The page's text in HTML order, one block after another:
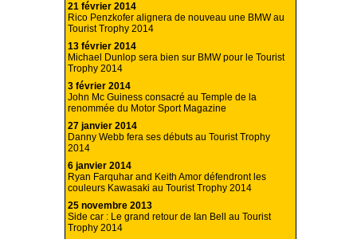
21 février 2014
Rico Penzkofer alignera de nouveau une BMW au
Tourist Trophy 2014
13 février 2014
Michael Dunlop sera bien sur BMW pour le Tourist
Trophy 2014
3 février 2014
John Mc Guiness consacré au Temple de la
renommée du Motor Sport Magazine
27 janvier 2014
Danny Webb fera ses débuts au Tourist Trophy
2014
6 janvier 2014
Ryan Farquhar and Keith Amor défendront les
couleurs Kawasaki au Tourist Trophy 2014
25 novembre 2013
Side car : Le grand retour de Ian Bell au Tourist
Trophy 2014